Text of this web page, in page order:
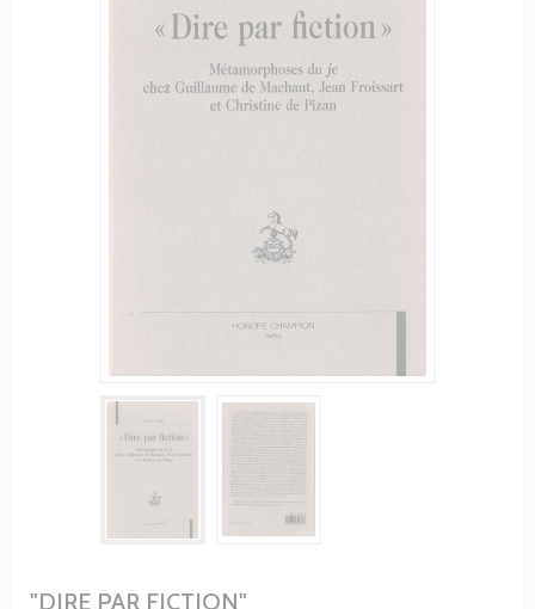
"DIRE PAR FICTION"